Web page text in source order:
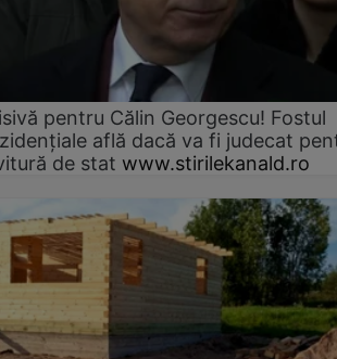
pentru Călin Georgescu! Fostul
află dacă va fi judecat
de stat www.stirilekanald.ro